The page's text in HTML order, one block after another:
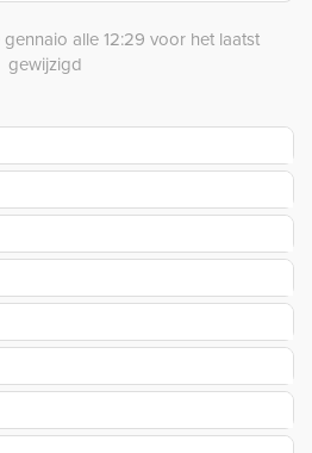
alle 12:29 voor het laatst
gewijzigd